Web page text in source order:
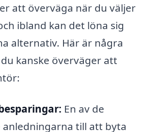
att överväga när du väljer
ibland kan det löna sig
alternativ. Här är några
kanske överväger att
En av de
anledningarna till att byta